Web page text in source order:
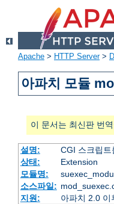
Apache > HTTP Server>
아파치 모듈
이 문서는 최신판 번
설명:
CGI 스크립
상태:
Extension
모듈명:
소스파일:
지원:
아파치 2.0 이